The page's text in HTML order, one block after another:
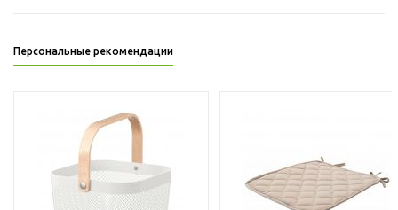
Персональные рекомендации